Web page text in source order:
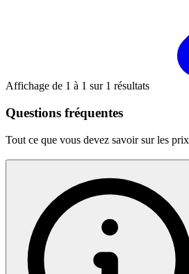
Affichage de 1 à 1 sur 1 résultats
Questions fréquentes
Tout ce que vous devez savoir sur les